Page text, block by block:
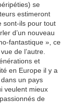
se
estimeront
sont-ils pour tout
d’un nouveau
fantastique », ce
de l’autre.
et
en Europe il y a
un pays
veulent mieux
de